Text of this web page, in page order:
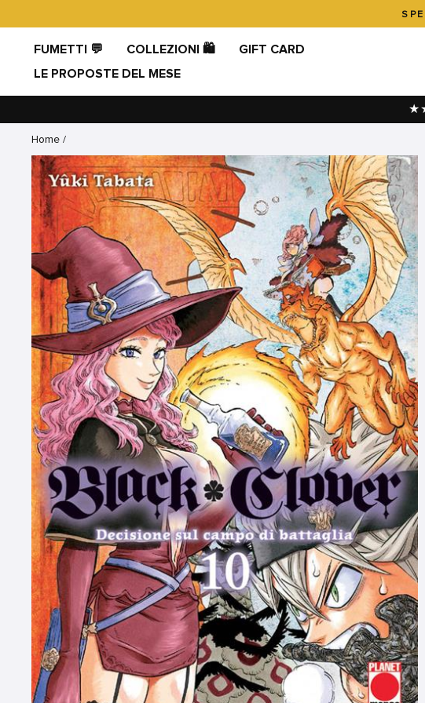
direttamente
contenuti
FUMETTI 💬 COLLEZIONI 🛍️
GIFT CARD
LE PROPOSTE DEL MESE
Home /